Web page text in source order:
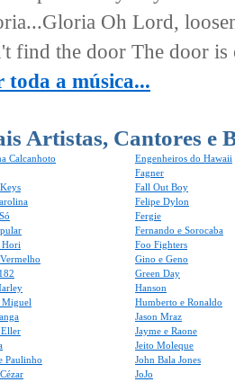
Oh Lord,
find the door The door is
toda a música...
Artistas, Cantores e
Calcanhoto
Hori
Eller
Paulinho
Engenheiros do Hawaii
Fagner
Fall Out Boy
Felipe Dylon
Fergie
Fernando e Sorocaba
Foo Fighters
Gino e Geno
Green Day
Hanson
Humberto e Ronaldo
Jason Mraz
Jayme e Raone
Jeito Moleque
John Bala Jones
JoJo